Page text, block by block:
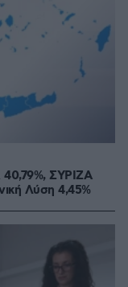
ΣΥΡΙΖΑ
Λύση 4,45%